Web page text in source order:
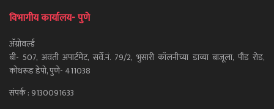
विभागीय कार्यालय- पुणे
ॲग्रोवर्ल्ड
बी- 507, अवंती अपार्टमेंट, सर्वे.नं. 79/2, भुसारी कॉलनीच्या डाव्या बाजूला, पौंड रोड,
कोथरूड डेपो, पुणे- 411038
संपर्क : 9130091633